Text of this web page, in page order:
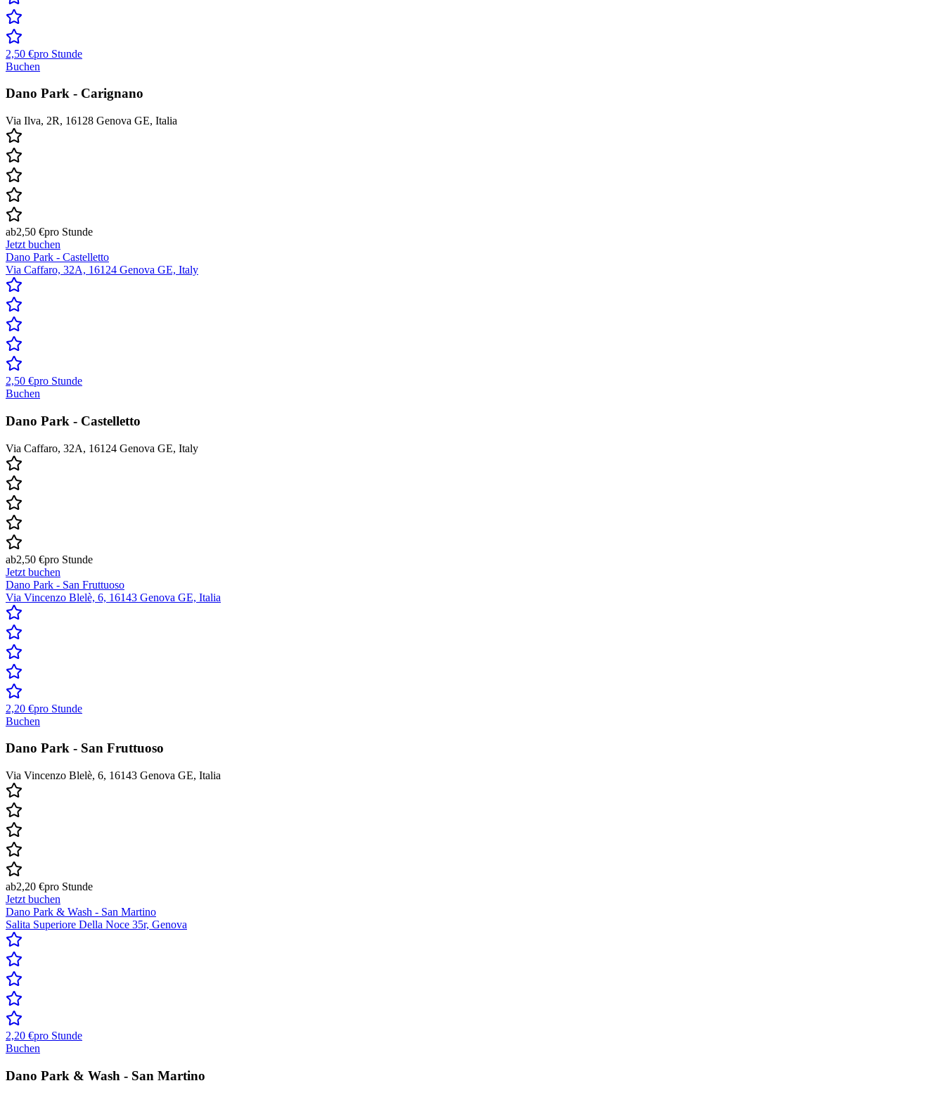
2,50 €pro Stunde
Buchen
Dano Park - Carignano
Via Ilva, 2R, 16128 Genova GE, Italia
ab2,50 €pro Stunde
Jetzt buchen
Dano Park - Castelletto
Via Caffaro, 32A, 16124 Genova GE, Italy
2,50 €pro Stunde
Buchen
Dano Park - Castelletto
Via Caffaro, 32A, 16124 Genova GE, Italy
ab2,50 €pro Stunde
Jetzt buchen
Dano Park - San Fruttuoso
Via Vincenzo Blelè, 6, 16143 Genova GE, Italia
2,20 €pro Stunde
Buchen
Dano Park - San Fruttuoso
Via Vincenzo Blelè, 6, 16143 Genova GE, Italia
ab2,20 €pro Stunde
Jetzt buchen
Dano Park & Wash - San Martino
Salita Superiore Della Noce 35r, Genova
2,20 €pro Stunde
Buchen
Dano Park & Wash - San Martino